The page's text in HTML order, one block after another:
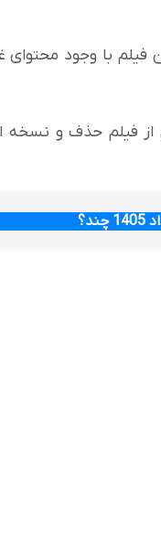
با وجود محتوای
از فیلم حذف و نسخه